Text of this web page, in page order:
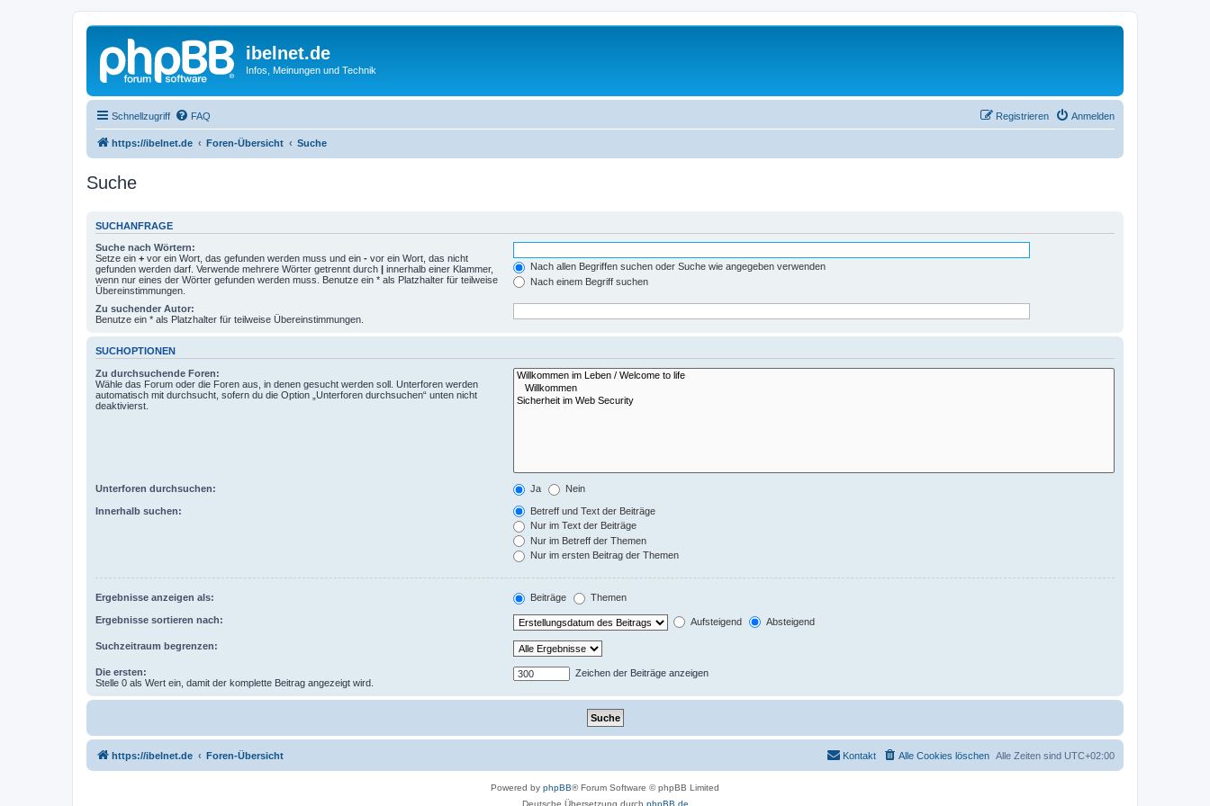
ibelnet.de
Infos, Meinungen und Technik
Schnellzugriff FAQ Anmelden
Registrieren
https://ibelnet.de Foren-Übersicht Suche
Suche
SUCHANFRAGE
Suche nach Wörtern:
Setze ein + vor ein Wort, das gefunden werden muss und ein - vor ein Wort, das nicht
gefunden werden darf. Verwende mehrere Wörter getrennt durch | innerhalb einer Klammer,
wenn nur eines der Wörter gefunden werden muss. Benutze ein * als Platzhalter für teilweise
Übereinstimmungen.
Nach allen Begriffen suchen oder Suche wie angegeben verwenden
Nach einem Begriff suchen
Zu suchender Autor:
Benutze ein * als Platzhalter für teilweise Übereinstimmungen.
SUCHOPTIONEN
Zu durchsuchende Foren:
Wähle das Forum oder die Foren aus, in denen gesucht werden soll. Unterforen werden
automatisch mit durchsucht, sofern du die Option „Unterforen durchsuchen“ unten nicht
deaktivierst.
Unterforen durchsuchen: Ja Nein
Innerhalb suchen:
Betreff und Text der Beiträge
Nur im Text der Beiträge
Nur im Betreff der Themen
Nur im ersten Beitrag der Themen
Ergebnisse anzeigen als: Beiträge Themen
Ergebnisse sortieren nach: Aufsteigend Absteigend
Suchzeitraum begrenzen:
Die ersten:
Stelle 0 als Wert ein, damit der komplette Beitrag angezeigt wird.
Zeichen der Beiträge anzeigen
https://ibelnet.de Foren-Übersicht Alle Zeiten sind UTC+02:00
Alle Cookies löschen
Kontakt
Powered by phpBB® Forum Software © phpBB Limited
Deutsche Übersetzung durch phpBB.de